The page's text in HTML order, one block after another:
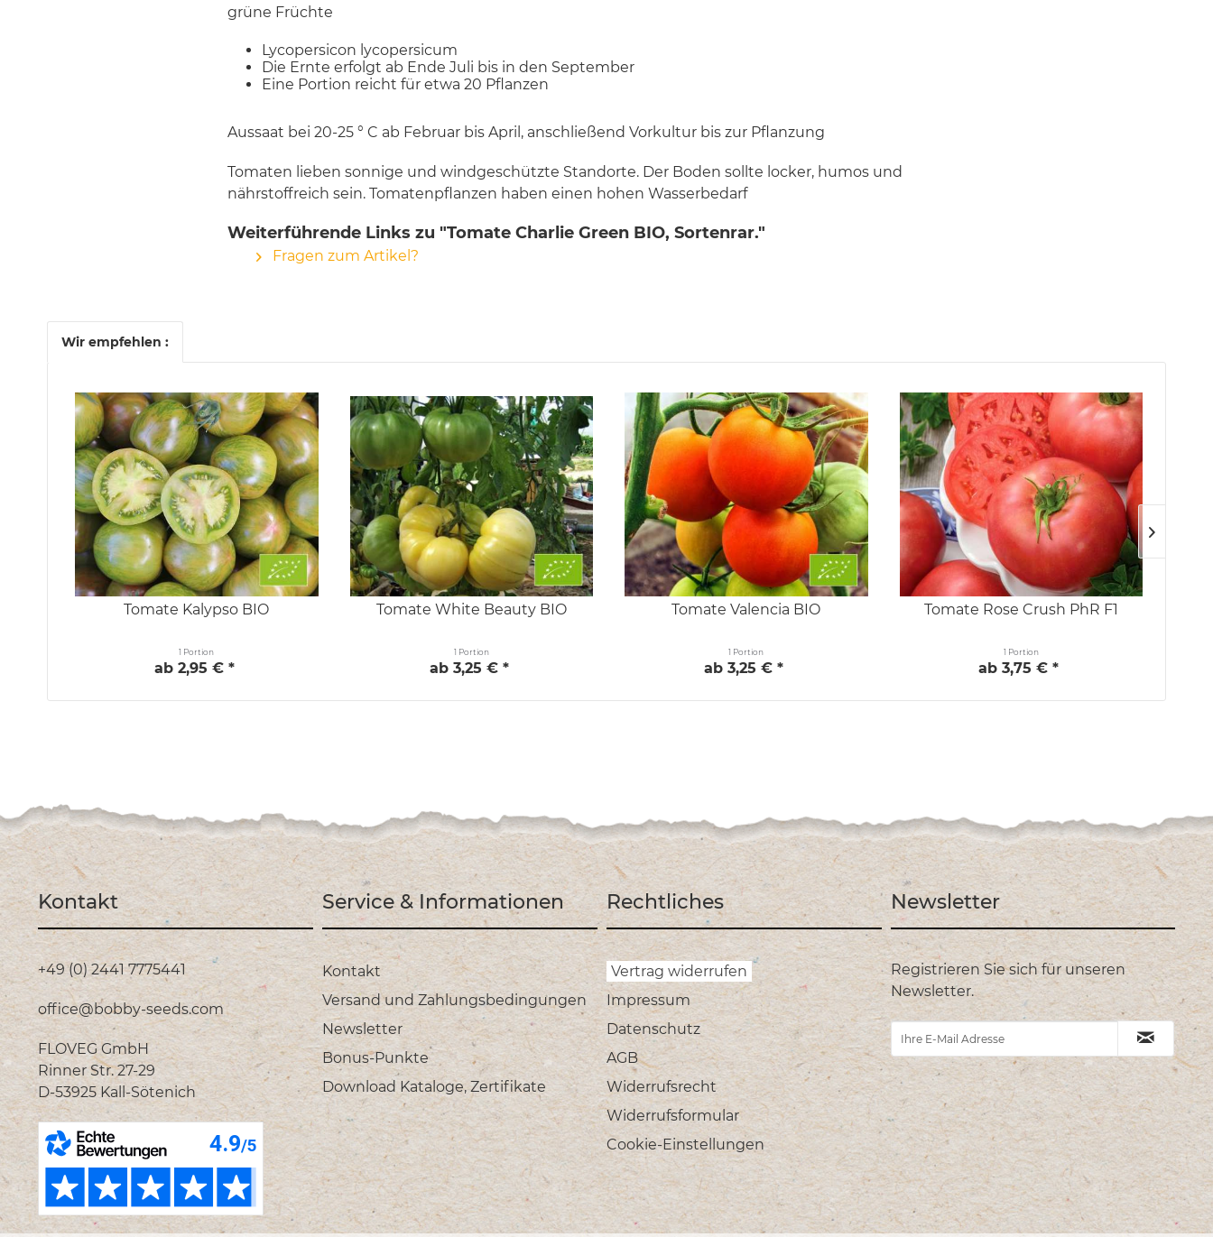
grüne Früchte
Lycopersicon lycopersicum
Die Ernte erfolgt ab Ende Juli bis in den September
Eine Portion reicht für etwa 20 Pflanzen
Aussaat bei 20-25 ° C ab Februar bis April, anschließend Vorkultur bis zur Pflanzung
Tomaten lieben sonnige und windgeschützte Standorte. Der Boden sollte locker, humos und
nährstoffreich sein. Tomatenpflanzen haben einen hohen Wasserbedarf
Weiterführende Links zu "Tomate Charlie Green BIO, Sortenrar."
Fragen zum Artikel?
Wir empfehlen :
Tomate Kalypso BIO
1 Portion
ab 2,95 € *
Tomate White Beauty BIO
1 Portion
ab 3,25 € *
Tomate Valencia BIO
1 Portion
ab 3,25 € *
Tomate Rose Crush PhR F1
1 Portion
ab 3,75 € *
Kontakt
+49 (0) 2441 7775441
office@bobby-seeds.com
FLOVEG GmbH
Rinner Str. 27-29
D-53925 Kall-Sötenich
Service & Informationen
Kontakt
Versand und Zahlungsbedingungen
Newsletter
Bonus-Punkte
Download Kataloge, Zertifikate
Rechtliches
Vertrag widerrufen
Impressum
Datenschutz
AGB
Widerrufsrecht
Widerrufsformular
Cookie-Einstellungen
Newsletter
Registrieren Sie sich für unseren
Newsletter.